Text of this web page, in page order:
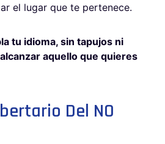
el lugar que te pertenece.
tu idioma, sin tapujos ni
aquello que quieres
Del NO